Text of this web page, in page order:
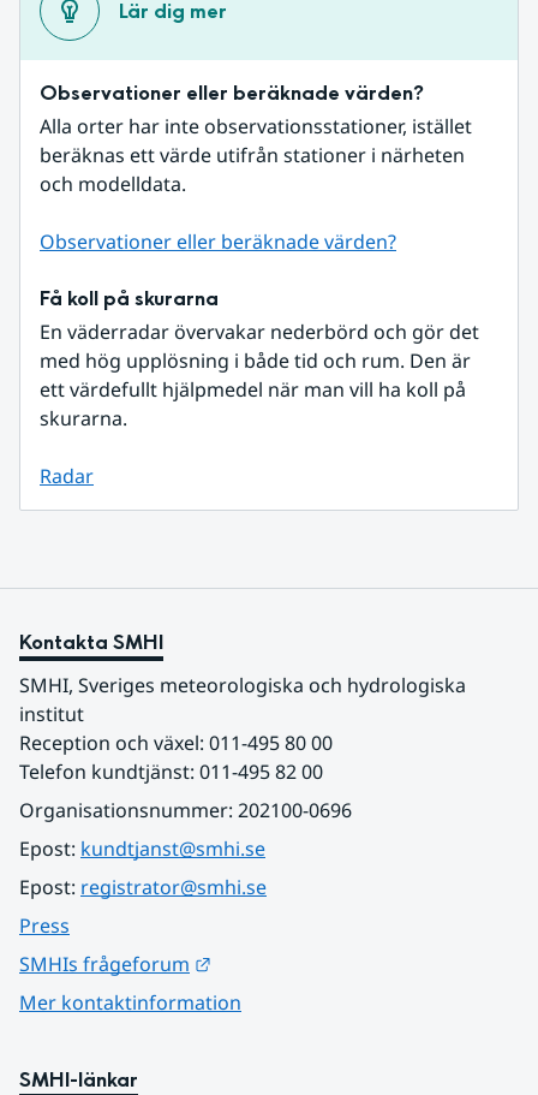
Lär dig mer
Observationer eller beräknade värden?
Alla orter har inte observationsstationer, istället
beräknas ett värde utifrån stationer i närheten
och modelldata.
Observationer eller beräknade värden?
Få koll på skurarna
En väderradar övervakar nederbörd och gör det
med hög upplösning i både tid och rum. Den är
ett värdefullt hjälpmedel när man vill ha koll på
skurarna.
Radar
Kontakta SMHI
SMHI, Sveriges meteorologiska och hydrologiska
institut
Reception och växel: 011-495 80 00
Telefon kundtjänst: 011-495 82 00
Organisationsnummer: 202100-0696
Epost: kundtjanst@smhi.se
Epost: registrator@smhi.se
Press
SMHIs frågeforum
Mer kontaktinformation
SMHI-länkar